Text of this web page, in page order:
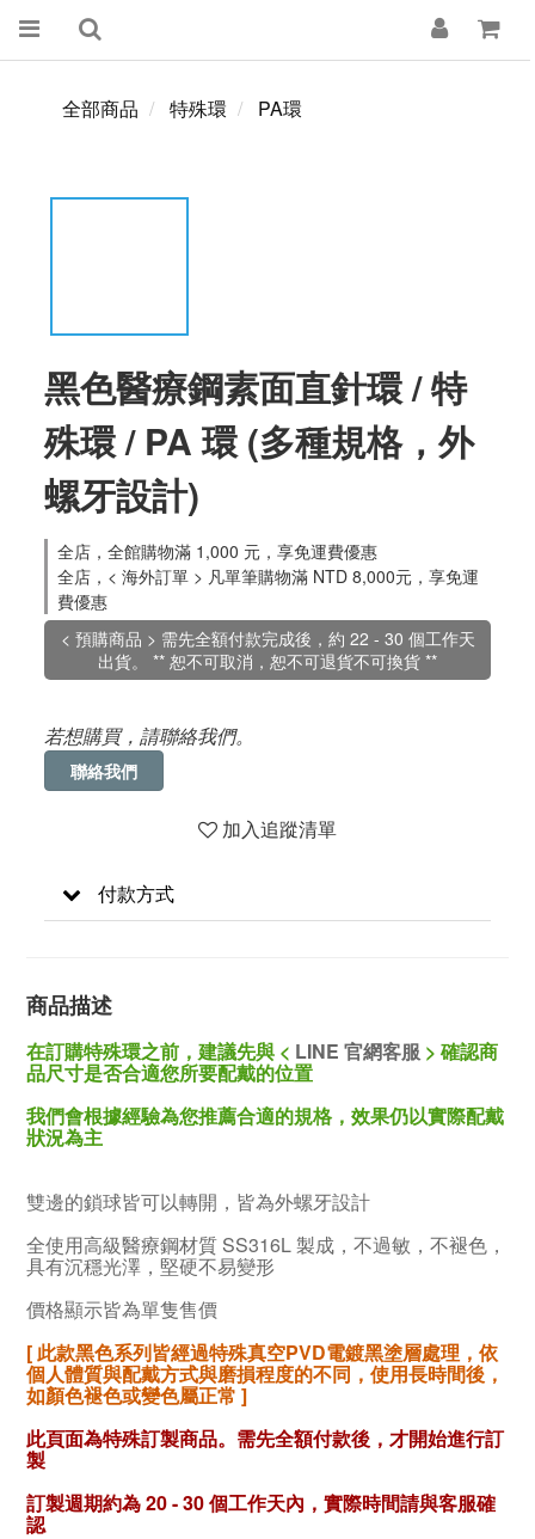
全部商品 特殊環 PA環
黑色醫療鋼素面直針環 / 特
殊環 / PA 環 (多種規格，外
螺牙設計)
全店，全館購物滿 1,000 元，享免運費優惠
全店，< 海外訂單 > 凡單筆購物滿 NTD 8,000元，享免運
費優惠
< 預購商品 > 需先全額付款完成後，約 22 - 30 個工作天
出貨。 ** 恕不可取消，恕不可退貨不可換貨 **
若想購買，請聯絡我們。
聯絡我們
加入追蹤清單
付款方式
商品描述
在訂購特殊環之前，建議先與 < LINE 官網客服 > 確認商
品尺寸是否合適您所要配戴的位置
我們會根據經驗為您推薦合適的規格，效果仍以實際配戴
狀況為主
雙邊的鎖球皆可以轉開，皆為外螺牙設計
全使用高級醫療鋼材質 SS316L 製成， 不過敏， 不褪色，
具有沉穩光澤，堅硬不易變形
價格顯示皆為單隻售價
[ 此款黑色系列皆經過特殊真空PVD電鍍黑塗層處理，依
個人體質與配戴方式與磨損程度的不同，使用長時間後，
如顏色褪色或變色屬正常 ]
此頁面為特殊訂製商品。需先全額付款後，才開始進行訂
製
訂製週期約為 20 - 30 個工作天內，實際時間請與客服確
認